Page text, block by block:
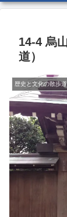
14-4 烏
道）
歴史と文化の散歩道